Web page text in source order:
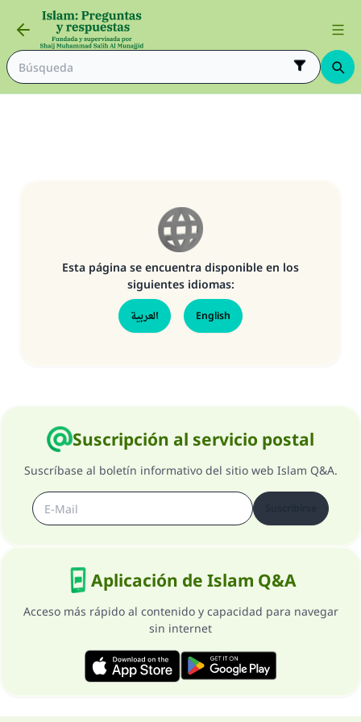
Esta página se encuentra disponible en los
siguientes idiomas:
العربية English
Suscripción al servicio postal
Suscríbase al boletín informativo del sitio web Islam Q&A.
Aplicación de Islam Q&A
Acceso más rápido al contenido y capacidad para navegar
sin internet
La respuesta no. 110845 salvó un
matrimonio.
"Una persona que orienta a otros a hacer el
bien obtendrá la misma recompensa que
aquellos que lo realicen."